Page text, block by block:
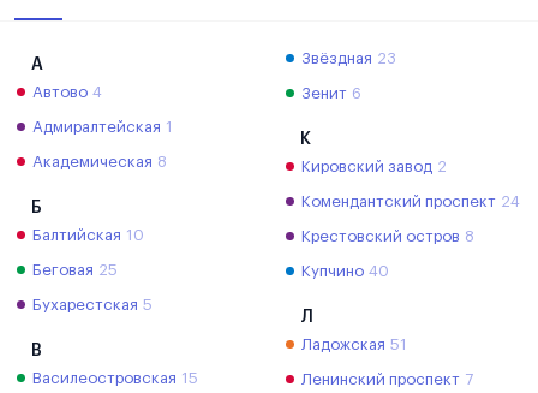
А
Автово 4
Адмиралтейская 1
Академическая 8
Б
Балтийская 10
Беговая 25
Бухарестская 5
В
Василеостровская 15
Звёздная 23
Зенит 6
К
Кировский завод 2
Комендантский проспект 24
Крестовский остров 8
Купчино 40
Л
Ладожская 51
Ленинский проспект 7